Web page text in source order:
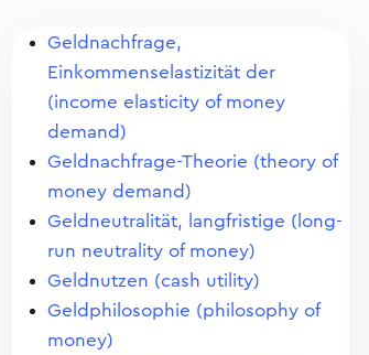
Geldnachfrage,
Einkommenselastizität der
(income elasticity of money
demand)
Geldnachfrage-Theorie (theory of
money demand)
Geldneutralität, langfristige (long-
run neutrality of money)
Geldnutzen (cash utility)
Geldphilosophie (philosophy of
money)